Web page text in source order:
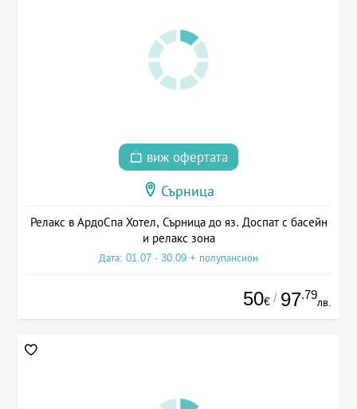
виж офертата
Сърница
Релакс в АрдоСпа Хотел, Сърница до яз. Доспат с басейн
и релакс зона
Дата: 01.07 - 30.09 + полупансион
50€ / 97.79
лв.